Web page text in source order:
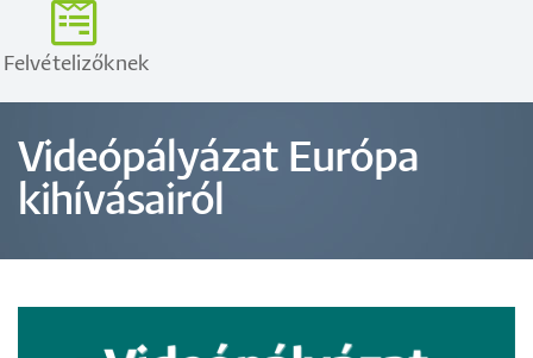
Felvételizőknek
Videópályázat Európa
kihívásairól